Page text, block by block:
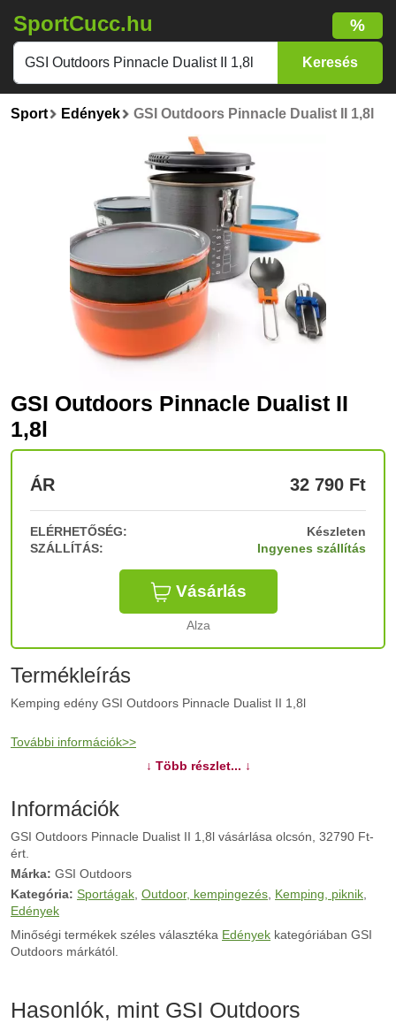
SportCucc.hu %
Sport Edények GSI Outdoors Pinnacle Dualist II 1,8l
GSI Outdoors Pinnacle Dualist II
1,8l
ÁR 32 790 Ft
ELÉRHETŐSÉG:
Készleten
SZÁLLÍTÁS:
Ingyenes szállítás
Vásárlás
Alza
Termékleírás
Kemping edény GSI Outdoors Pinnacle Dualist II 1,8l
További információk>>
↓ Több részlet... ↓
Információk
GSI Outdoors Pinnacle Dualist II 1,8l vásárlása olcsón, 32790 Ft-
ért.
Márka: GSI Outdoors
Kategória: Sportágak Outdoor, kempingezés Kemping, piknik
Edények
Minőségi termékek széles választéka Edények kategóriában GSI
Outdoors márkától.
Hasonlók, mint GSI Outdoors